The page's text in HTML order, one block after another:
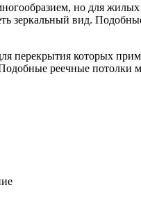
но для
зеркальный вид.
перекрытия которых
реечные